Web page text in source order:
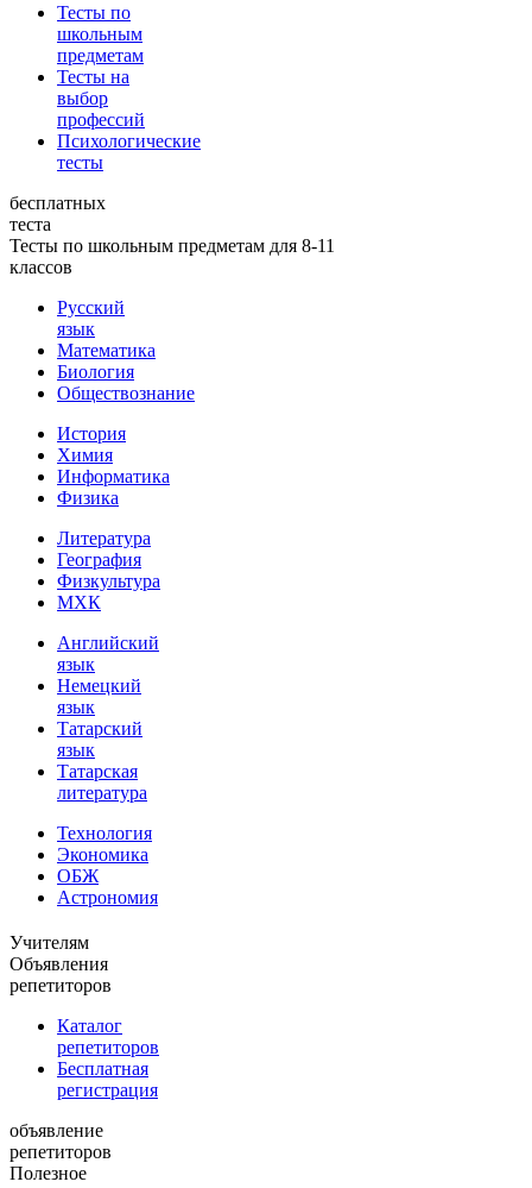
Тесты по
школьным
предметам
Тесты на
выбор
профессий
Психологические
тесты
бесплатных
теста
Тесты по школьным предметам для 8-11
классов
Русский
язык
Математика
Биология
Обществознание
История
Химия
Информатика
Физика
Литература
География
Физкультура
МХК
Английский
язык
Немецкий
язык
Татарский
язык
Татарская
литература
Технология
Экономика
ОБЖ
Астрономия
Учителям
Объявления
репетиторов
Каталог
репетиторов
Бесплатная
регистрация
объявление
репетиторов
Полезное